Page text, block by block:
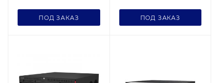
ПОД ЗАКАЗ ПОД ЗАКАЗ